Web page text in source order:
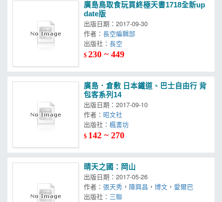
廣島鳥取食玩買終極天書1718全新up
date版
出版日期：2017-09-30
作者：長空編輯部
出版社：
$230 ~ 449
廣島．倉敷 日本鐵道、巴士自由行 背
包客系列14
出版日期：2017-09-10
作者： 昭文社
出版社：
$ 142 ~ 270
晴天之國：岡山
出版日期：2017-05-26
作者：張天秀 ， 陳興昌 ，博文 ， 愛爾巴
出版社：